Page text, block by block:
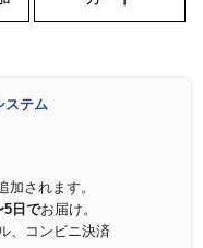
ステム
加されます。
5日でお届け。
、コンビニ決済